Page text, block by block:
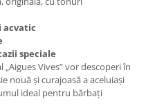
acvatic
speciale
Vives” vor descoperi în
nouă și curajoasă a aceluiași
ideal pentru bărbați